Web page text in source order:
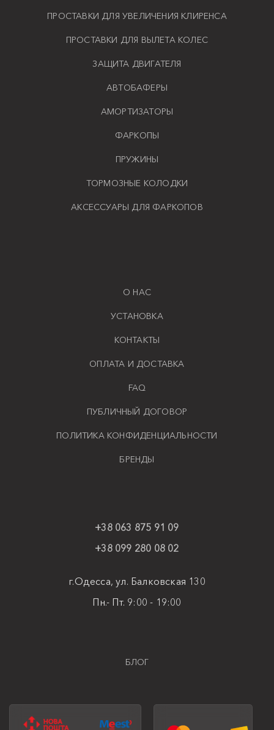
ПРОСТАВКИ ДЛЯ УВЕЛИЧЕНИЯ КЛИРЕНСА
ПРОСТАВКИ ДЛЯ ВЫЛЕТА КОЛЕС
ЗАЩИТА ДВИГАТЕЛЯ
АВТОБАФЕРЫ
АМОРТИЗАТОРЫ
ФАРКОПЫ
ПРУЖИНЫ
ТОРМОЗНЫЕ КОЛОДКИ
АКСЕССУАРЫ ДЛЯ ФАРКОПОВ
О НАС
УСТАНОВКА
КОНТАКТЫ
ОПЛАТА И ДОСТАВКА
FAQ
ПУБЛИЧНЫЙ ДОГОВОР
ПОЛИТИКА КОНФИДЕНЦИАЛЬНОСТИ
БРЕНДЫ
+38 063 875 91 09
+38 099 280 08 02
г.Одесса, ул. Балковская 130
Пн.- Пт. 9:00 - 19:00
БЛОГ